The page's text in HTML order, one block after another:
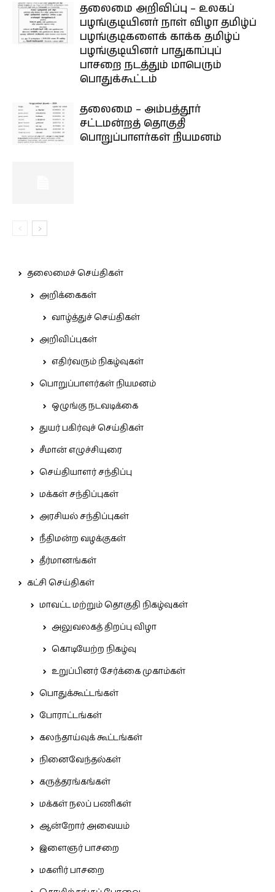
தலைமை அறிவிப்பு – உலகப்
பழங்குடியினர் நாள் விழா தமிழ்ப்
பழங்குடிகளைக் காக்க தமிழ்ப்
பழங்குடியினர் பாதுகாப்புப்
பாசறை நடத்தும் மாபெரும்
பொதுக்கூட்டம்
தலைமை – அம்பத்தூர்
சட்டமன்றத் தொகுதி
பொறுப்பாளர்கள் நியமனம்
தலைமைச் செய்திகள்
அறிக்கைகள்
வாழ்த்துச் செய்திகள்
அறிவிப்புகள்
எதிர்வரும் நிகழ்வுகள்
பொறுப்பாளர்கள் நியமனம்
ஒழுங்கு நடவடிக்கை
துயர் பகிர்வுச் செய்திகள்
சீமான் எழுச்சியுரை
செய்தியாளர் சந்திப்பு
மக்கள் சந்திப்புகள்
அரசியல் சந்திப்புகள்
நீதிமன்ற வழக்குகள்
தீர்மானங்கள்
கட்சி செய்திகள்
மாவட்ட மற்றும் தொகுதி நிகழ்வுகள்
அலுவலகத் திறப்பு விழா
கொடியேற்ற நிகழ்வு
உறுப்பினர் சேர்க்கை முகாம்கள்
பொதுக்கூட்டங்கள்
போராட்டங்கள்
கலந்தாய்வுக் கூட்டங்கள்
நினைவேந்தல்கள்
கருத்தரங்கங்கள்
மக்கள் நலப் பணிகள்
ஆன்றோர் அவையம்
இளைஞர் பாசறை
மகளிர் பாசறை